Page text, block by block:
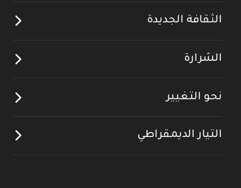
الثقافة الجديدة
الشرارة
نحو التغيير
التيار الديمقراطي